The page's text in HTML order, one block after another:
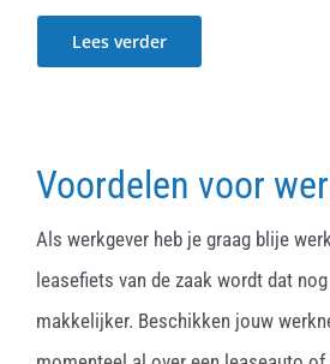
Lees verder
Voordelen voor
Als werkgever heb je graag blije
leasefiets van de zaak wordt dat
makkelijker. Beschikken jouw